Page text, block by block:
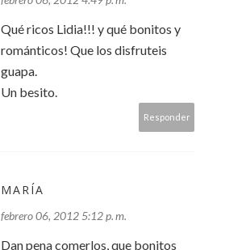
Qué ricos Lidia!!! y qué bonitos y
románticos! Que los disfruteis
guapa.
Un besito.
Responder
MARÍA
febrero 06, 2012 5:12 p. m.
Dan pena comerlos, que bonitos